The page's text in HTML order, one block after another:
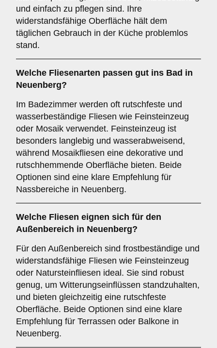
und einfach zu pflegen sind. Ihre
widerstandsfähige Oberfläche hält dem
täglichen Gebrauch in der Küche problemlos
stand.
Welche Fliesenarten passen gut ins Bad in
Neuenberg?
Im Badezimmer werden oft rutschfeste und
wasserbeständige Fliesen wie Feinsteinzeug
oder Mosaik verwendet. Feinsteinzeug ist
besonders langlebig und wasserabweisend,
während Mosaikfliesen eine dekorative und
rutschhemmende Oberfläche bieten. Beide
Optionen sind eine klare Empfehlung für
Nassbereiche in Neuenberg.
Welche Fliesen eignen sich für den
Außenbereich in Neuenberg?
Für den Außenbereich sind frostbeständige und
widerstandsfähige Fliesen wie Feinsteinzeug
oder Natursteinfliesen ideal. Sie sind robust
genug, um Witterungseinflüssen standzuhalten,
und bieten gleichzeitig eine rutschfeste
Oberfläche. Beide Optionen sind eine klare
Empfehlung für Terrassen oder Balkone in
Neuenberg.